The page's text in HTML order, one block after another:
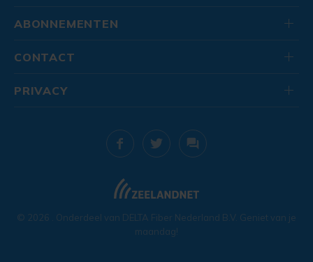
ABONNEMENTEN
CONTACT
© 2026 . Onderdeel van DELTA Fiber Nederland B.V. Geniet van je
maandag!
PRIVACY